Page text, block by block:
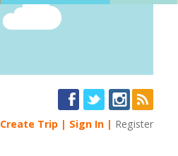
Create Trip Sign In Register